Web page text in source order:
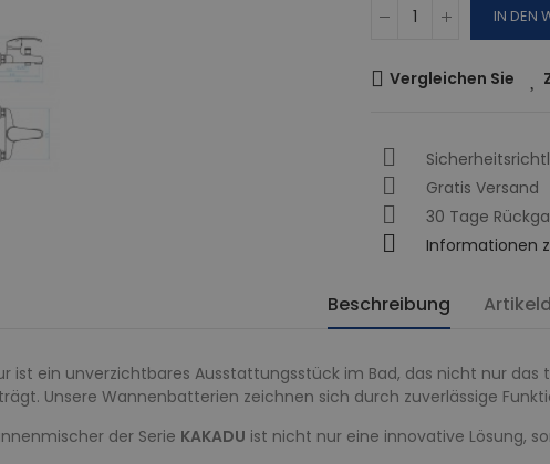
IN DEN
Vergleichen Sie
Gratis Versand
30 Tage
Informationen
Beschreibung
ist ein unverzichtbares Ausstattungsstück im Bad, das nicht nur
Unsere Wannenbatterien zeichnen sich durch zuverlässige
der Serie KAKADU ist nicht nur eine innovative Lösung,